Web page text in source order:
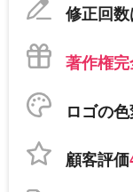
修正回
著作権
ロゴの
顧客評価